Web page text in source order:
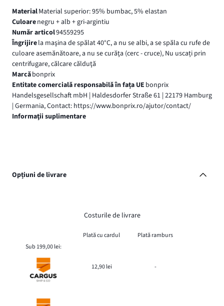
MaterialMaterial superior: 95% bumbac, 5% elastan
Culoarenegru + alb + gri-argintiu
Număr articol94559295
Îngrijirela maşina de spălat 40°C, a nu se albi, a se spăla cu rufe de
culoare asemănătoare, a nu se curăţa (cerc - cruce), Nu uscați prin
centrifugare, călcare călduţă
Marcăbonprix
Entitate comercială responsabilă în fața UE bonprix
Handelsgesellschaft mbH | Haldesdorfer Straße 61 | 22179 Hamburg
| Germania, Contact: https://www.bonprix.ro/ajutor/contact/
Informaţii suplimentare
Opțiuni de livrare
Costurile de livrare
Plată cu cardul
Plată ramburs
Sub 199,00 lei:
12,90 lei -